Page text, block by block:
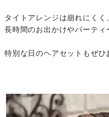
タイトアレンジは崩れにくく、
長時間のお出かけやパーティ
特別な日のヘアセットもぜひ